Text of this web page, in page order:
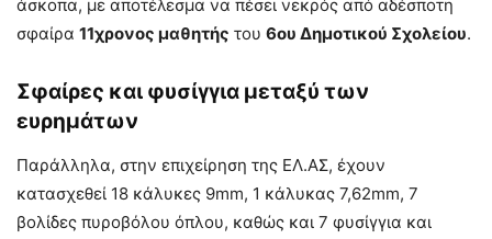
άσκοπα, με αποτέλεσμα να πέσει νεκρός από αδέσποτη
σφαίρα 11χρονος μαθητής του 6ου Δημοτικού Σχολείου.
Σφαίρες και φυσίγγια μεταξύ των
ευρημάτων
Παράλληλα, στην επιχείρηση της ΕΛ.ΑΣ, έχουν
κατασχεθεί 18 κάλυκες 9mm, 1 κάλυκας 7,62mm, 7
βολίδες πυροβόλου όπλου, καθώς και 7 φυσίγγια και